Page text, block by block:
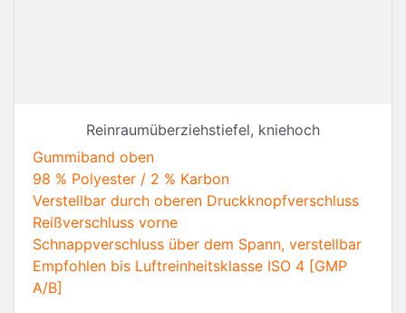
Reinraumüberziehstiefel, kniehoch
Gummiband oben
98 % Polyester / 2 % Karbon
Verstellbar durch oberen Druckknopfverschluss
Reißverschluss vorne
Schnappverschluss über dem Spann, verstellbar
Empfohlen bis Luftreinheitsklasse ISO 4 [GMP
A/B]